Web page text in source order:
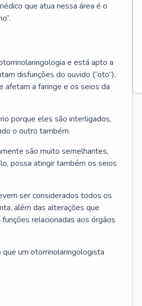
que atua nessa área é o
e está apto a
disfunções do ouvido (“oto”),
afetam a faringe e os seios da
porque eles são interligados,
o outro também.
são muito semelhantes,
possa atingir também os seios
ser considerados todos os
além das alterações que
relacionadas aos órgãos
um otorrinolaringologista